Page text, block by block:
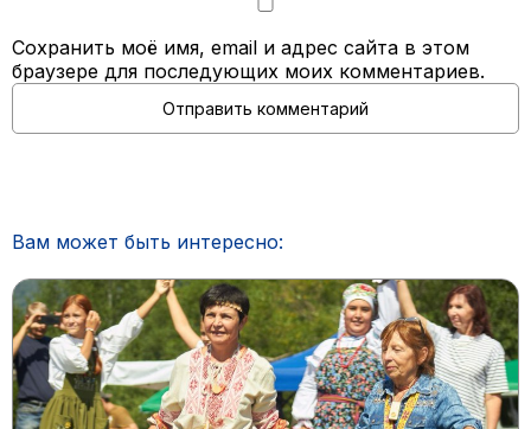
Сохранить моё имя, email и адрес сайта в этом
браузере для последующих моих комментариев.
Вам может быть интересно: